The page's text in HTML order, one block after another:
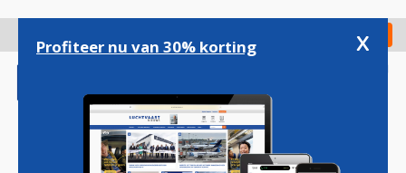
gaan
Check in
Profiteer nu van 30% korting x